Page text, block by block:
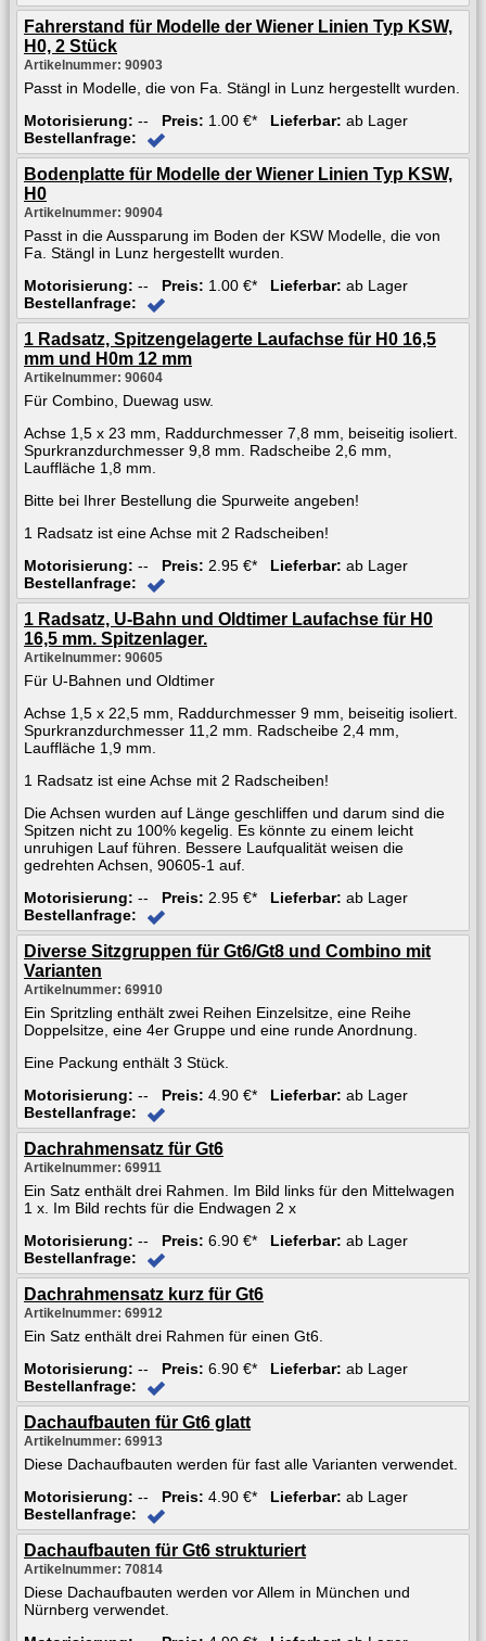
Fahrerstand für Modelle der Wiener Linien Typ KSW,
H0, 2 Stück
Artikelnummer: 90903
Passt in Modelle, die von Fa. Stängl in Lunz hergestellt wurden.
Motorisierung: -- Preis: 1.00 €* Lieferbar: ab Lager
Bestellanfrage:
Bodenplatte für Modelle der Wiener Linien Typ KSW,
H0
Artikelnummer: 90904
Passt in die Aussparung im Boden der KSW Modelle, die von
Fa. Stängl in Lunz hergestellt wurden.
Motorisierung: -- Preis: 1.00 €* Lieferbar: ab Lager
Bestellanfrage:
1 Radsatz, Spitzengelagerte Laufachse für H0 16,5
mm und H0m 12 mm
Artikelnummer: 90604
Für Combino, Duewag usw.
Achse 1,5 x 23 mm, Raddurchmesser 7,8 mm, beiseitig isoliert.
Spurkranzdurchmesser 9,8 mm. Radscheibe 2,6 mm,
Lauffläche 1,8 mm.
Bitte bei Ihrer Bestellung die Spurweite angeben!
1 Radsatz ist eine Achse mit 2 Radscheiben!
Motorisierung: -- Preis: 2.95 €* Lieferbar: ab Lager
Bestellanfrage:
1 Radsatz, U-Bahn und Oldtimer Laufachse für H0
16,5 mm. Spitzenlager.
Artikelnummer: 90605
Für U-Bahnen und Oldtimer
Achse 1,5 x 22,5 mm, Raddurchmesser 9 mm, beiseitig isoliert.
Spurkranzdurchmesser 11,2 mm. Radscheibe 2,4 mm,
Lauffläche 1,9 mm.
1 Radsatz ist eine Achse mit 2 Radscheiben!
Die Achsen wurden auf Länge geschliffen und darum sind die
Spitzen nicht zu 100% kegelig. Es könnte zu einem leicht
unruhigen Lauf führen. Bessere Laufqualität weisen die
gedrehten Achsen, 90605-1 auf.
Motorisierung: -- Preis: 2.95 €* Lieferbar: ab Lager
Bestellanfrage:
Diverse Sitzgruppen für Gt6/Gt8 und Combino mit
Varianten
Artikelnummer: 69910
Ein Spritzling enthält zwei Reihen Einzelsitze, eine Reihe
Doppelsitze, eine 4er Gruppe und eine runde Anordnung.
Eine Packung enthält 3 Stück.
Motorisierung: -- Preis: 4.90 €* Lieferbar: ab Lager
Bestellanfrage:
Dachrahmensatz für Gt6
Artikelnummer: 69911
Ein Satz enthält drei Rahmen. Im Bild links für den Mittelwagen
1 x. Im Bild rechts für die Endwagen 2 x
Motorisierung: -- Preis: 6.90 €* Lieferbar: ab Lager
Bestellanfrage:
Dachrahmensatz kurz für Gt6
Artikelnummer: 69912
Ein Satz enthält drei Rahmen für einen Gt6.
Motorisierung: -- Preis: 6.90 €* Lieferbar: ab Lager
Bestellanfrage:
Dachaufbauten für Gt6 glatt
Artikelnummer: 69913
Diese Dachaufbauten werden für fast alle Varianten verwendet.
Motorisierung: -- Preis: 4.90 €* Lieferbar: ab Lager
Bestellanfrage:
Dachaufbauten für Gt6 strukturiert
Artikelnummer: 70814
Diese Dachaufbauten werden vor Allem in München und
Nürnberg verwendet.